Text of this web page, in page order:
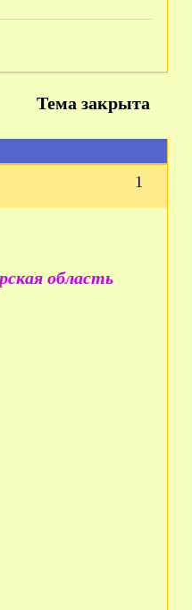
Тема закрыта
1
область